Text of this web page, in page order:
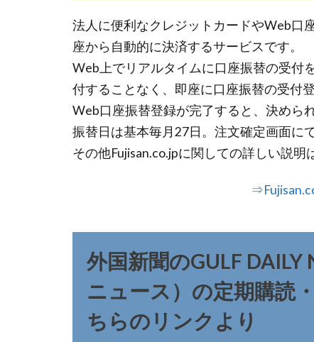
法人に便利なクレジットカードやWeb口
座から自動的に決済するサービスです。
Web上でリアルタイムに口座振替の受付
付することなく、即座に口座振替の受付
Web口座振替登録が完了すると、決めら
振替日は基本毎月27日。注文確定画面に
その他Fujisan.co.jpに関しての詳しい説明
外国新聞のGULF
ニュース）の定期購読
ちらのリンクより